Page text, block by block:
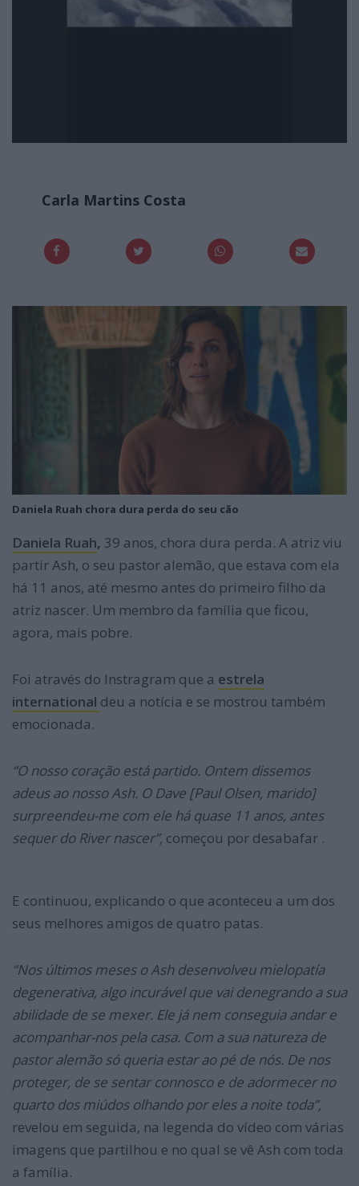
Carla Martins Costa
Daniela Ruah chora dura perda do seu cão
Daniela Ruah, 39 anos, chora dura perda. A atriz viu
partir Ash, o seu pastor alemão, que estava com ela
há 11 anos, até mesmo antes do primeiro filho da
atriz nascer. Um membro da família que ficou,
agora, mais pobre.
Foi através do Instragram que a estrela
international deu a notícia e se mostrou também
emocionada.
“O nosso coração está partido. Ontem dissemos
adeus ao nosso Ash. O Dave [Paul Olsen, marido]
surpreendeu-me com ele há quase 11 anos, antes
sequer do River nascer”, começou por desabafar .
E continuou, explicando o que aconteceu a um dos
seus melhores amigos de quatro patas.
“Nos últimos meses o Ash desenvolveu mielopatía
degenerativa, algo incurável que vai denegrando a sua
abilidade de se mexer. Ele já nem conseguia andar e
acompanhar-nos pela casa. Com a sua natureza de
pastor alemão só queria estar ao pé de nós. De nos
proteger, de se sentar connosco e de adormecer no
quarto dos miúdos olhando por eles a noite toda”,
revelou em seguida, na legenda do vídeo com várias
imagens que partilhou e no qual se vê Ash com toda
a família.